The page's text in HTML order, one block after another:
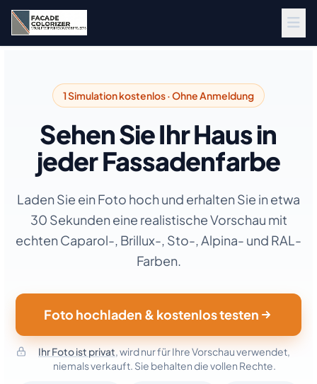
Zum Hauptinhalt springen
1 Simulation kostenlos · Ohne Anmeldung
Sehen Sie Ihr Haus in
jeder Fassadenfarbe
Laden Sie ein Foto hoch und erhalten Sie in etwa
30 Sekunden eine realistische Vorschau mit
echten Caparol-, Brillux-, Sto-, Alpina- und RAL-
Farben.
Foto hochladen & kostenlos testen
Ihr Foto ist privat, wird nur für Ihre Vorschau verwendet,
niemals verkauft. Sie behalten die vollen Rechte.